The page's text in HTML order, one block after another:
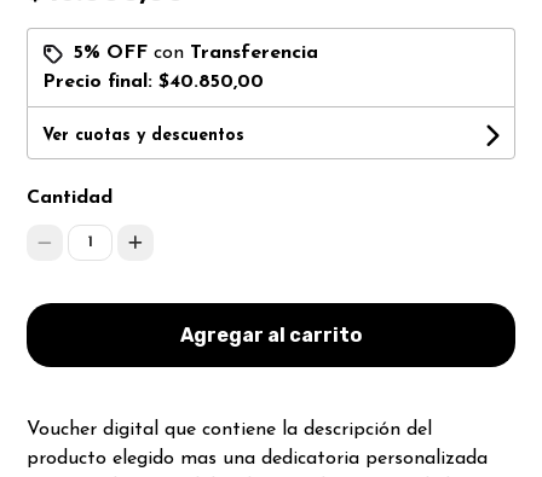
5% OFF con Transferencia
Precio final:$40.850,00
Ver cuotas y descuentos
Cantidad
1
Agregar al carrito
Voucher digital que contiene la descripción del
producto elegido mas una dedicatoria personalizada